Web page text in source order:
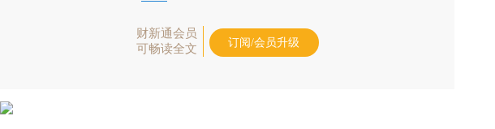
财新通会员
可畅读全文
订阅/会员升级